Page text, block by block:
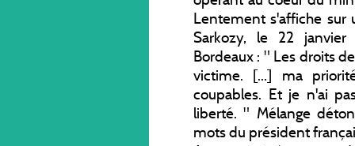
Lentement s'affiche sur
Sarkozy, le 22
Bordeaux : " Les droits
victime. [...] ma
coupables. Et je n'ai
liberté. " Mélange
mots du président